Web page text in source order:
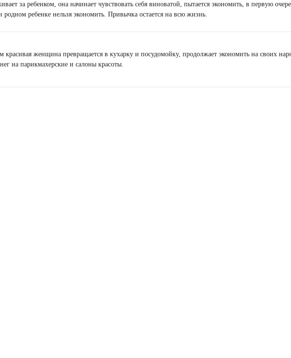
за ребенком, она начинает чувствовать себя виноватой, пытается экономить, в первую
ребенке нельзя экономить. Привычка остается на всю жизнь.
красивая женщина превращается в кухарку и посудомойку, продолжает экономить на своих
на парикмахерские и салоны красоты.